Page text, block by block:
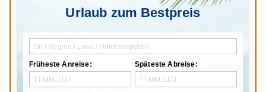
Urlaub zum Bestpreis
Früheste Anreise: Späteste Abreise: